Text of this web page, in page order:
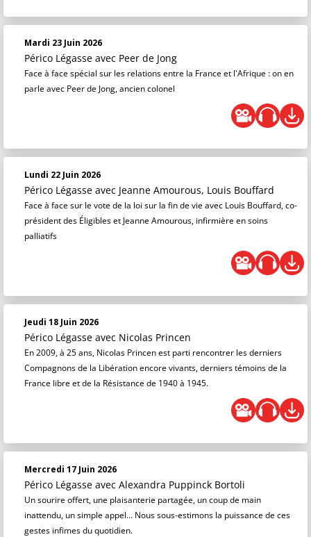
Mardi 23 Juin 2026
Périco Légasse avec Peer de Jong
Face à face spécial sur les relations entre la France et l'Afrique : on en
parle avec Peer de Jong, ancien colonel
Lundi 22 Juin 2026
Périco Légasse avec Jeanne Amourous, Louis Bouffard
Face à face sur le vote de la loi sur la fin de vie avec Louis Bouffard, co-
président des Éligibles et Jeanne Amourous, infirmière en soins
palliatifs
Jeudi 18 Juin 2026
Périco Légasse avec Nicolas Princen
En 2009, à 25 ans, Nicolas Princen est parti rencontrer les derniers
Compagnons de la Libération encore vivants, derniers témoins de la
France libre et de la Résistance de 1940 à 1945.
Mercredi 17 Juin 2026
Périco Légasse avec Alexandra Puppinck Bortoli
Un sourire offert, une plaisanterie partagée, un coup de main
inattendu, un simple appel… Nous sous-estimons la puissance de ces
gestes infimes du quotidien.